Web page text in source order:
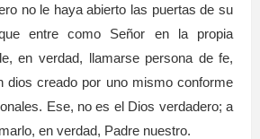
no le haya abierto las puertas de su
entre como Señor en la propia
en verdad, llamarse persona de fe,
dios creado por uno mismo conforme
Ese, no es el Dios verdadero; a
en verdad, Padre nuestro.